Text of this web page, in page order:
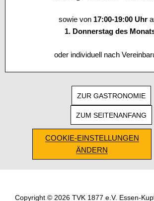
sowie von 17:00-19:00 Uhr
1. Donnerstag des
oder individuell nach
ZUR GASTRONOMIE
ZUM SEITENANFANG
COOKIE-EINSTELLUNGEN
ÄNDERN
Copyright © 2026 TVK 1877 e.V. Essen-